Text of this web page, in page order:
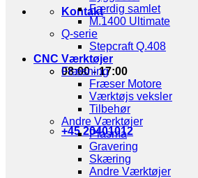
Kontakt
08:00 - 17:00
+45 20401012
Færdig samlet
M.1400 Ultimate
Q-serie
Stepcraft Q.408
CNC Værktøjer
Fræsning
Fræser Motore
Værktøjs veksler
Tilbehør
Andre Værktøjer
Plasma
Gravering
Skæring
Andre Værktøjer